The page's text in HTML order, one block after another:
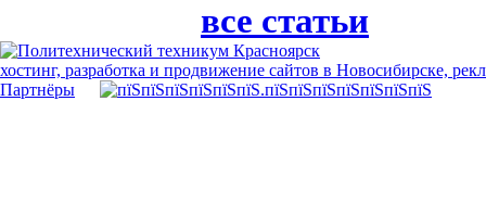
все статьи
хостинг, разработка и продвижение сайтов в Новосибирске,
Партнёры